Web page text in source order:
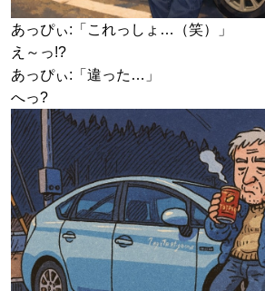
あっぴぃ:「これっしょ…（笑）」
え～っ!?
あっぴぃ:「違った…」
へっ?